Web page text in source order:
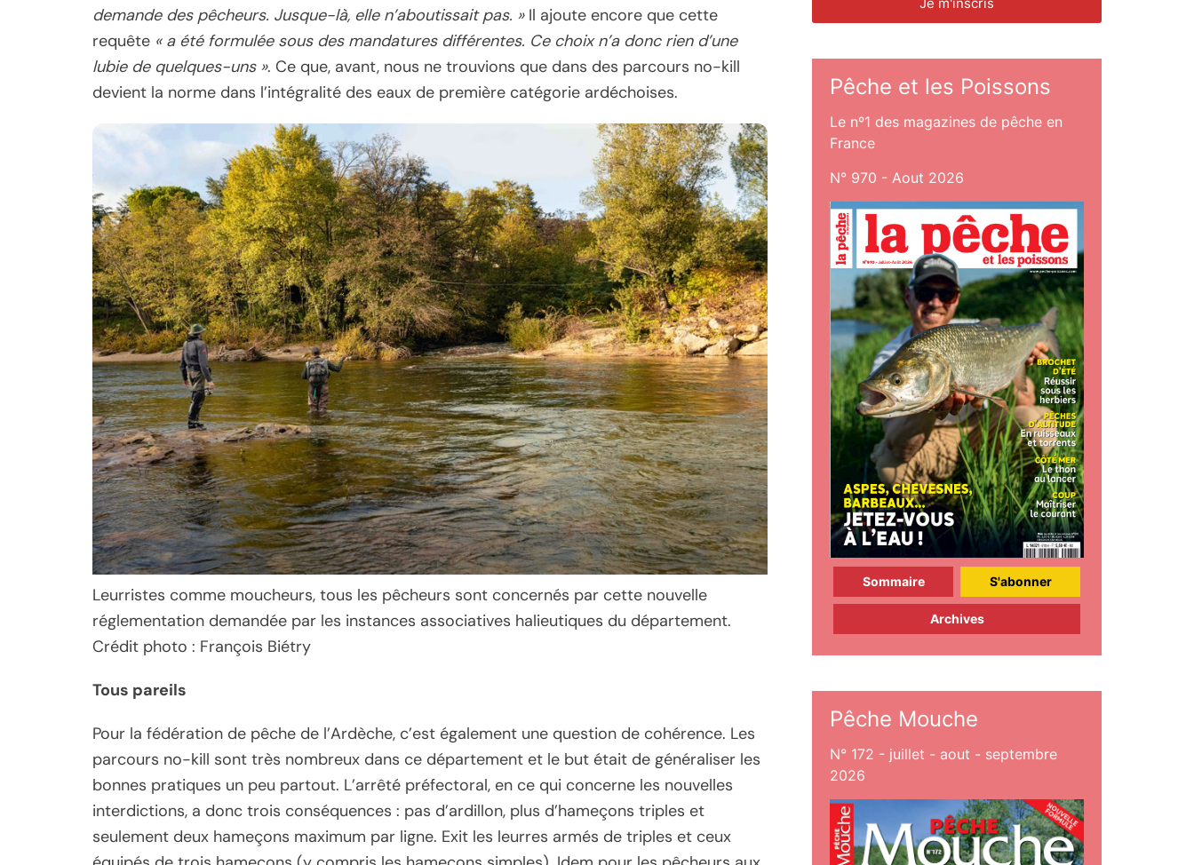
demande des pêcheurs. Jusque-là, elle n’aboutissait pas. »Il ajoute encore que cette
requête « a été formulée sous des mandatures différentes. Ce choix n’a donc rien d’une
lubie de quelques-uns ». Ce que, avant, nous ne trouvions que dans des parcours no-kill
devient la norme dans l’intégralité des eaux de première catégorie ardéchoises.
Leurristes comme moucheurs, tous les pêcheurs sont concernés par cette nouvelle
réglementation demandée par les instances associatives halieutiques du département.
Crédit photo : François Biétry
Tous pareils
Pour la fédération de pêche de l’Ardèche, c’est également une question de cohérence. Les
parcours no-kill sont très nombreux dans ce département et le but était de généraliser les
bonnes pratiques un peu partout. L’arrêté préfectoral, en ce qui concerne les nouvelles
interdictions, a donc trois conséquences : pas d’ardillon, plus d’hameçons triples et
seulement deux hameçons maximum par ligne. Exit les leurres armés de triples et ceux
Pêche et les Poissons
Le nº1 des magazines de pêche en
France
N° 970 - Aout 2026
Sommaire S'abonner
Archives
Pêche Mouche
N° 172 - juillet - aout - septembre
2026